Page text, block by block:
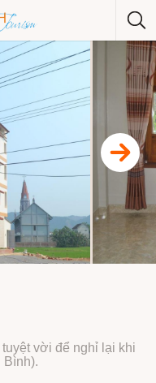
vời để nghỉ lại khi
Bình).